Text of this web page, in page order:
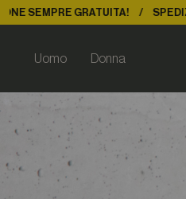
GRATUITA! SPEDIZIONE
Uomo Donna